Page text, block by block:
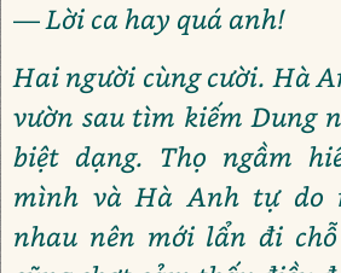
— Lời ca hay quá anh!
Hai người cùng cười. Hà
vườn sau tìm kiếm Dung
biệt dạng. Thọ ngầm
mình và Hà Anh tự do
nhau nên mới lẩn đi